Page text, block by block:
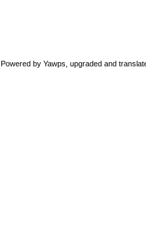
Powered by Yawps, upgraded and